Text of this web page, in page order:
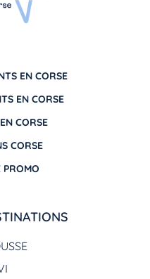
EN CORSE
EN CORSE
CORSE
CORSE
PROMO